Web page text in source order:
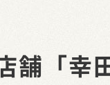
舗「幸